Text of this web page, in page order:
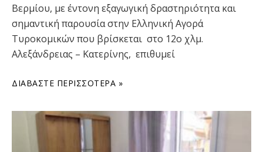
Βερμίου, με έντονη εξαγωγική δραστηριότητα και
σημαντική παρουσία στην Ελληνική Αγορά
Τυροκομικών που βρίσκεται στο 12ο χλμ.
Αλεξάνδρειας – Κατερίνης, επιθυμεί
ΔΙΑΒΆΣΤΕ ΠΕΡΙΣΣΌΤΕΡΑ »